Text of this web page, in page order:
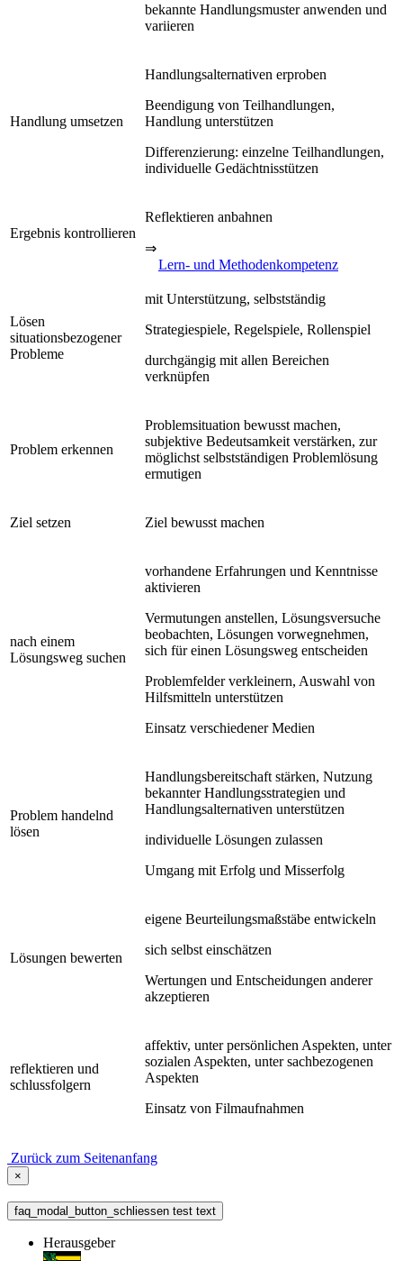
bekannte Handlungsmuster anwenden und
variieren
Handlung umsetzen
Handlungsalternativen erproben
Beendigung von Teilhandlungen,
Handlung unterstützen
Differenzierung: einzelne Teilhandlungen,
individuelle Gedächtnisstützen
Ergebnis kontrollieren
Reflektieren anbahnen
⇒
Lern- und Methodenkompetenz
Lösen
situationsbezogener
Probleme
mit Unterstützung, selbstständig
Strategiespiele, Regelspiele, Rollenspiel
durchgängig mit allen Bereichen
verknüpfen
Problem erkennen
Problemsituation bewusst machen,
subjektive Bedeutsamkeit verstärken, zur
möglichst selbstständigen Problemlösung
ermutigen
Ziel setzen Ziel bewusst machen
nach einem
Lösungsweg suchen
vorhandene Erfahrungen und Kenntnisse
aktivieren
Vermutungen anstellen, Lösungsversuche
beobachten, Lösungen vorwegnehmen,
sich für einen Lösungsweg entscheiden
Problemfelder verkleinern, Auswahl von
Hilfsmitteln unterstützen
Einsatz verschiedener Medien
Problem handelnd
lösen
Handlungsbereitschaft stärken, Nutzung
bekannter Handlungsstrategien und
Handlungsalternativen unterstützen
individuelle Lösungen zulassen
Umgang mit Erfolg und Misserfolg
Lösungen bewerten
eigene Beurteilungsmaßstäbe entwickeln
sich selbst einschätzen
Wertungen und Entscheidungen anderer
akzeptieren
reflektieren und
schlussfolgern
affektiv, unter persönlichen Aspekten, unter
sozialen Aspekten, unter sachbezogenen
Aspekten
Einsatz von Filmaufnahmen
Zurück zum Seitenanfang
×
faq_modal_button_schliessen test text
Herausgeber